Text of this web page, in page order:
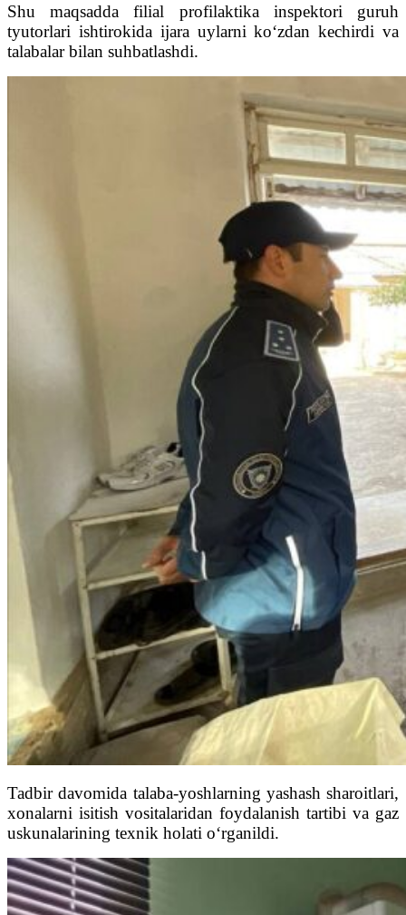
Shu maqsadda filial profilaktika inspektori guruh
tyutorlari ishtirokida ijara uylarni ko‘zdan kechirdi va
talabalar bilan suhbatlashdi.
Tadbir davomida talaba-yoshlarning yashash sharoitlari,
xonalarni isitish vositalaridan foydalanish tartibi va gaz
uskunalarining texnik holati o‘rganildi.